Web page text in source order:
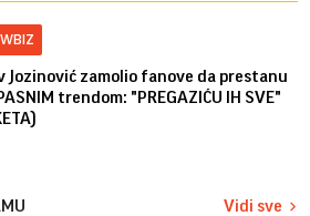
Jozinović zamolio fanove da prestanu
trendom: "PREGAZIĆU IH SVE"
Vidi sve